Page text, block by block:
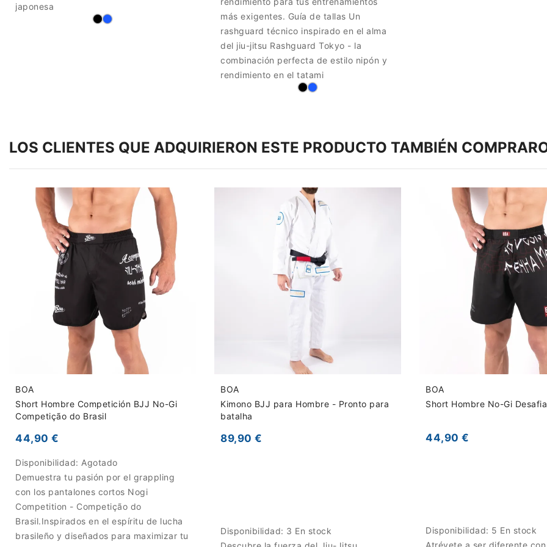
japonesa
más exigentes. Guía de tallas Un
rashguard técnico inspirado en el alma
del jiu-jitsu Rashguard Tokyo - la
combinación perfecta de estilo nipón y
rendimiento en el tatami
LOS CLIENTES QUE ADQUIRIERON ESTE PRODUCTO TAMBIÉN
BOA
Short Hombre Competición BJJ No-Gi
Competição do Brasil
44,90 €
Disponibilidad: Agotado
Demuestra tu pasión por el grappling
con los pantalones cortos Nogi
Competition - Competição do
Brasil.Inspirados en el espíritu de lucha
brasileño y diseñados para maximizar tu
BOA
Kimono BJJ para Hombre - Pronto para
batalha
89,90 €
Disponibilidad: 3 En stock
BOA
Short Hombre No-Gi
44,90 €
Disponibilidad: 5 En stock
Atrévete a ser diferente